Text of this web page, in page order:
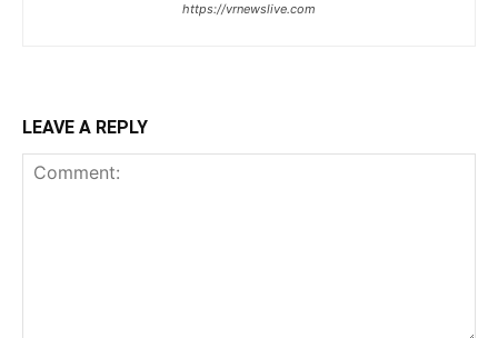
https://vrnewslive.com
LEAVE A REPLY